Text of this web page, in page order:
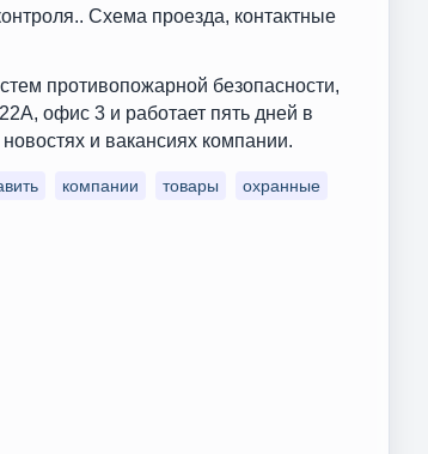
Схема проезда, контактные
противопожарной безопасности,
офис 3 и работает пять дней в
и вакансиях компании.
компании товары
охранные